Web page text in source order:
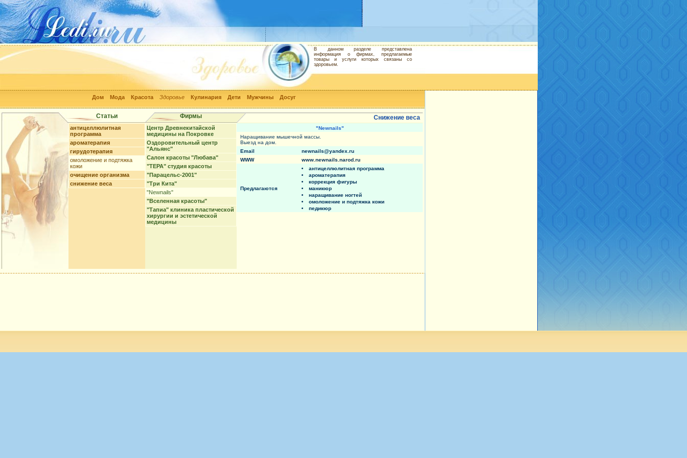
Дом Мода Красота Здоровье Кулинария Дети Мужчины Досуг
В данном разделе представлена
информация о фирмах, предлагаемые
товары и услуги которых связаны со
здоровьем.
Статьи Фирмы Снижение веса
антицеллюлитная
программа
ароматерапия
гирудотерапия
омоложение и подтяжка
кожи
очищение организма
снижение веса
Центр Древнекитайской
медицины на Покровке
Оздоровительный центр
"Альянс"
Салон красоты "Любава"
"ТЕРА" студия красоты
"Парацельс-2001"
"Три Кита"
"Newnails"
"Вселенная красоты"
"Тапиа" клиника пластической
хирургии и эстетической
медицины
"Newnails"
Наращивание мышечной массы.
Выезд на дом.
Email
newnails@yandex.ru
WWW
www.newnails.narod.ru
Предлагаются
антицеллюлитная программа
ароматерапия
коррекция фигуры
маникюр
наращивание ногтей
омоложение и подтяжка кожи
педикюр